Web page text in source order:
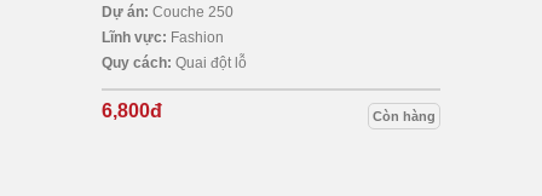
Dự án: Couche 250
Lĩnh vực: Fashion
Quy cách: Quai đột lỗ
6,800đ Còn hàng